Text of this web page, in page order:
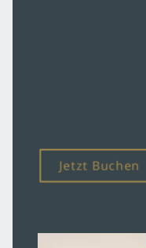
Jetzt Buchen